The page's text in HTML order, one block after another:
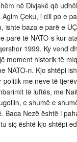
në Divjakë që
Çeku, i cili po e
ishte baza e parë e
parë të NATO-s kur
1999. Ky vend
moment historik të
NATO-n. Kjo shtëpi
politik me neve të
të luftës, me
e shumë e
Baca Nezë është i
siç është kjo shtëpi